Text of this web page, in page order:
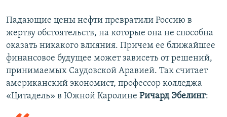
Падающие цены нефти превратили Россию в
жертву обстоятельств, на которые она не способна
оказать никакого влияния. Причем ее ближайшее
финансовое будущее может зависеть от решений,
принимаемых Саудовской Аравией. Так считает
американский экономист, профессор колледжа
«Цитадель» в Южной Каролине Ричард Эбелинг: